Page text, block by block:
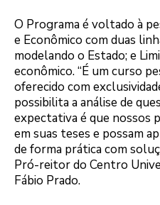
O Programa é voltado à
e Econômico com duas
modelando o Estado; e
econômico. “É um curso
oferecido com
possibilita a análise de
expectativa é que nossos
em suas teses e possam
de forma prática com
Pró-reitor do Centro
Fábio Prado.